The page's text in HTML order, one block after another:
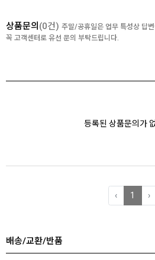
상품문의 (0건) 주말/공휴일은 업무 특성상 답
꼭 고객센터로 유선 문의 부탁드립니다.
등록된 상품문의가
‹ 1 ›
배송/교환/반품